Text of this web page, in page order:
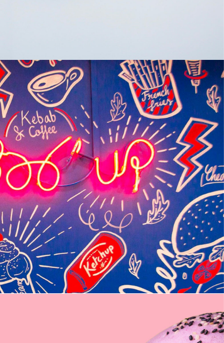
BRANDING GRAPHISME IDENTITÉ PRINT
PACKAGING